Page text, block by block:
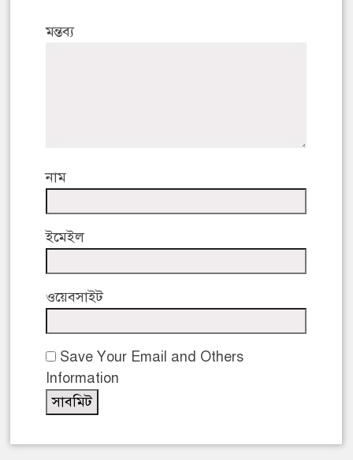
মন্তব্য
নাম
ইমেইল
ওয়েবসাইট
Save Your Email and Others
Information